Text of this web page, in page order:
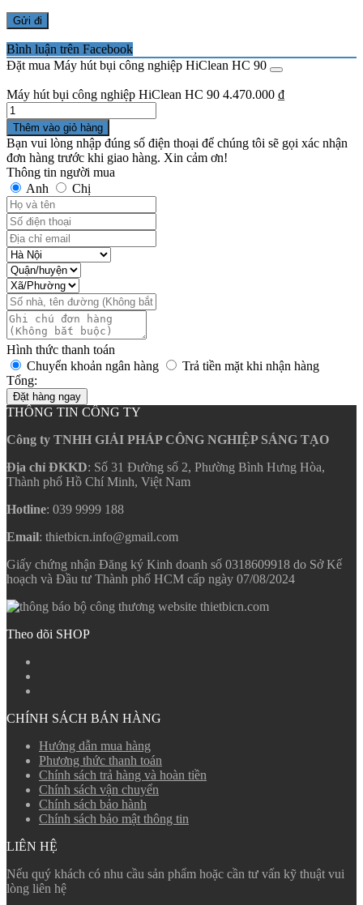
Bình luận trên Facebook
Đặt mua Máy hút bụi công nghiệp HiClean HC 90
Máy hút bụi công nghiệp HiClean HC 90 4.470.000 ₫
Số
lượng
Thêm vào giỏ hàng
Bạn vui lòng nhập đúng số điện thoại để chúng tôi sẽ gọi xác nhận
đơn hàng trước khi giao hàng. Xin cảm ơn!
Thông tin người mua
Anh
Chị
Hình thức thanh toán
Chuyển khoản ngân hàng
Trả tiền mặt khi nhận hàng
Tổng:
Đặt hàng ngay
THÔNG TIN CÔNG TY
Công ty TNHH GIẢI PHÁP CÔNG NGHIỆP SÁNG TẠO
Địa chỉ ĐKKD: Số 31 Đường số 2, Phường Bình Hưng Hòa,
Thành phố Hồ Chí Minh, Việt Nam
Hotline: 039 9999 188
Email: thietbicn.info@gmail.com
Giấy chứng nhận Đăng ký Kinh doanh số 0318609918 do Sở Kế
hoạch và Đầu tư Thành phố HCM cấp ngày 07/08/2024
Theo dõi SHOP
CHÍNH SÁCH BÁN HÀNG
Hướng dẫn mua hàng
Phương thức thanh toán
Chính sách trả hàng và hoàn tiền
Chính sách vận chuyển
Chính sách bảo hành
Chính sách bảo mật thông tin
LIÊN HỆ
Nếu quý khách có nhu cầu sản phẩm hoặc cần tư vấn kỹ thuật vui
lòng liên hệ